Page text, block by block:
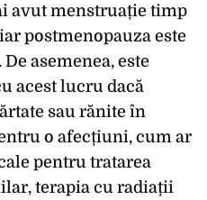
avut menstruație timp
postmenopauza este
asemenea, este
acest lucru dacă
sau rănite în
o afecțiuni, cum ar
pentru tratarea
terapia cu radiații